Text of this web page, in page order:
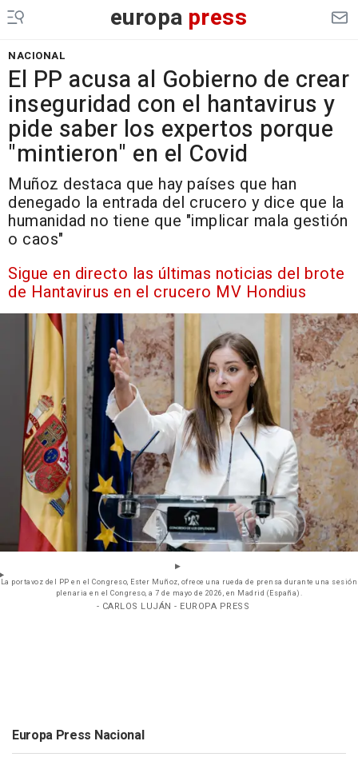
europa press
NACIONAL
El PP acusa al Gobierno de crear
inseguridad con el hantavirus y
pide saber los expertos porque
"mintieron" en el Covid
Muñoz destaca que hay países que han
denegado la entrada del crucero y dice que la
humanidad no tiene que "implicar mala gestión
o caos"
Sigue en directo las últimas noticias del brote
de Hantavirus en el crucero MV Hondius
La portavoz del PP en el Congreso, Ester Muñoz, ofrece una rueda de prensa durante una sesión
plenaria en el Congreso, a 7 de mayo de 2026, en Madrid (España).
- CARLOS LUJÁN - EUROPA PRESS
Europa Press Nacional